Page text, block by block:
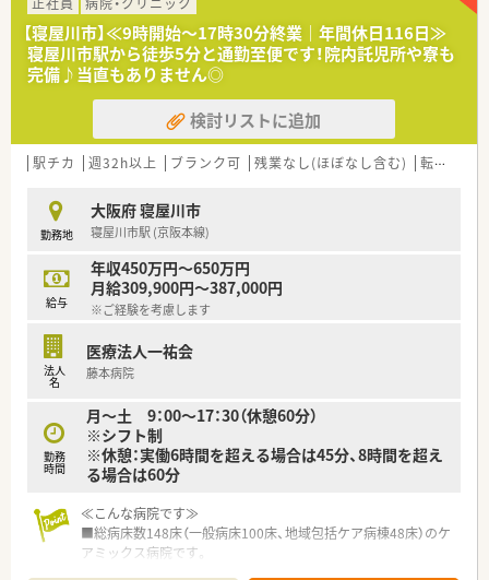
■整形外科と脳神経外科を二本柱とし、交通外傷医療の分野で重
要な役割を担っています。
■介護支援ステーションも運営しており、急性期から在宅まで切
れ目のない医療を提供しています。
【求人情報について】
■これまでのご経験や前職給与を考慮し、年収400万円から550
万円をご提示します。
当が充実しています。
■年間休日は115日で、夏季・年末年始休暇に加えて誕生日休暇
も取得することが可能です。
【寝屋川市】≪9時開始～17時30分終業｜年間休日116日≫
寝屋川市駅から徒歩5分と通勤至便です！院内託児所や寮も
完備♪当直もありません◎
検討リストに追加
駅チカ 週32h以上 ブランク可 残業なし(ほぼなし含む) 転勤なし
勤務地
大阪府 寝屋川市
寝屋川市駅 (京阪本線)
給与
年収450万円～650万円
月給309,900円～387,000円
※ご経験を考慮します
法人
名
医療法人一祐会
藤本病院
勤務
時間
月～土 9：00～17：30（休憩60分）
※シフト制
※休憩：実働6時間を超える場合は45分、8時間を超え
る場合は60分
≪こんな病院です≫
■総病床数148床（一般病床100床、地域包括ケア病棟48床）のケ
アミックス病院です。